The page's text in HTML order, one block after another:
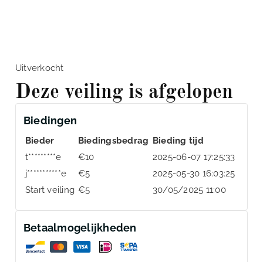
Uitverkocht
Deze veiling is afgelopen
Biedingen
Bieder Biedingsbedrag Bieding tijd
t*********e
€10
2025-06-07 17:25:33
j***********e
€5
2025-05-30 16:03:25
Start veiling €5 30/05/2025 11:00
Betaalmogelijkheden